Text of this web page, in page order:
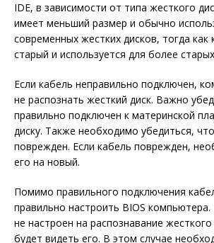
IDE, в зависимости от типа жесткого
имеет меньший размер и обычно
современных жестких дисков, тогда как
старый и используется для более
Если кабель неправильно подключен,
не распознать жесткий диск. Важно
правильно подключен к материнской
диску. Также необходимо убедиться,
поврежден. Если кабель поврежден,
его на новый.
Помимо правильного подключения
правильно настроить BIOS
не настроен на распознавание
будет видеть его. В этом случае